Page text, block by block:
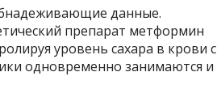
данные.
препарат метформин
уровень сахара в крови с
одновременно занимаются и